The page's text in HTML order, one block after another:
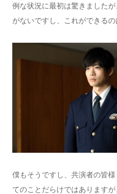
例な状況に最初は驚きました
がないですし、これができるの
僕もそうですし、共演者の皆
てのことだらけではあります